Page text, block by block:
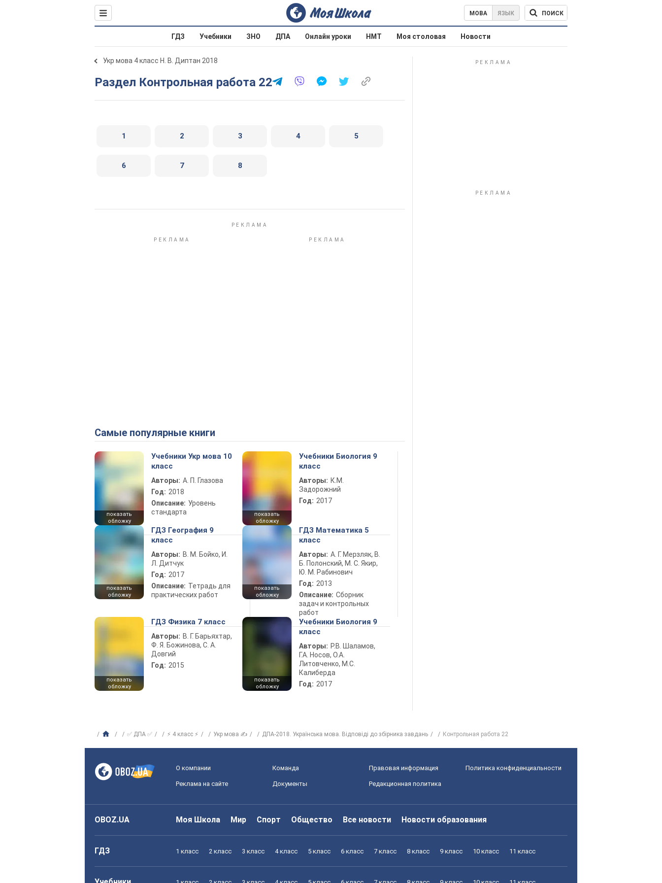
МОВА ЯЗЫК ПОИСК
ГДЗ Учебники ЗНО ДПА Онлайн уроки НМТ Моя столовая Новости
Укр мова 4 класс Н. В. Диптан 2018
Раздел Контрольная работа 22
1 2 3 4 5
6 7 8
Самые популярные книги
показать
обложку
Учебники Укр мова 10
класс
Авторы: А. П. Глазова
Год: 2018
Описание: Уровень
стандарта
показать
обложку
Учебники Биология 9
класс
Авторы: К.М.
Задорожний
Год: 2017
показать
обложку
ГДЗ География 9
класс
Авторы: В. М. Бойко, И.
Л. Дитчук
Год: 2017
Описание: Тетрадь для
практических работ
показать
обложку
ГДЗ Математика 5
класс
Авторы: А. Г. Мерзляк, В.
Б. Полонский, М. С. Якир,
Ю. М. Рабинович
Год: 2013
Описание: Сборник
задач и контрольных
работ
показать
обложку
ГДЗ Физика 7 класс
Авторы: В. Г. Барьяхтар,
Ф. Я. Божинова, С. А.
Довгий
Год: 2015
показать
обложку
Учебники Биология 9
класс
Авторы: Р.В. Шаламов,
Г.А. Носов, О.А.
Литовченко, М.С.
Калиберда
Год: 2017
✅ ДПА ✅ ⚡ 4 класс ⚡ Укр мова ✍ ДПА-2018. Українська мова. Відповіді до збірника завдань Контрольная работа 22
О компании Команда Правовая информация Политика конфиденциальности
Реклама на сайте Документы Редакционная политика
OBOZ.UA Моя Школа Мир Спорт Общество Все новости Новости образования
ГДЗ 1 класс 2 класс 3 класс 4 класс 5 класс 6 класс 7 класс 8 класс 9 класс 10 класс 11 класс